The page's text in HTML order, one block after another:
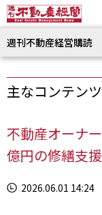
週刊不動産経営購読
主なコンテンツ
不動産オーナ
億円の修繕支
2026.06.01 14:24